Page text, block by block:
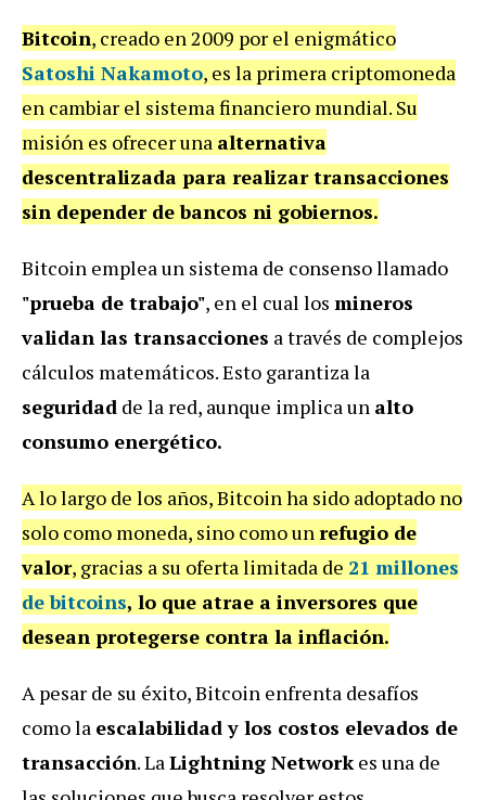
Bitcoin, creado en 2009 por el enigmático
Satoshi Nakamoto, es la primera criptomoneda
en cambiar el sistema financiero mundial. Su
misión es ofrecer una alternativa
descentralizada para realizar transacciones
sin depender de bancos ni gobiernos.
Bitcoin emplea un sistema de consenso llamado
"prueba de trabajo", en el cual los mineros
validan las transacciones a través de complejos
cálculos matemáticos. Esto garantiza la
seguridad de la red, aunque implica un alto
consumo energético.
A lo largo de los años, Bitcoin ha sido adoptado no
solo como moneda, sino como unrefugio de
valor, gracias a su oferta limitada de 21 millones
de bitcoins, lo que atrae a inversores que
desean protegerse contra la inflación.
A pesar de su éxito, Bitcoin enfrenta desafíos
como la escalabilidad y los costos elevados de
transacción. LaLightning Networkes una de